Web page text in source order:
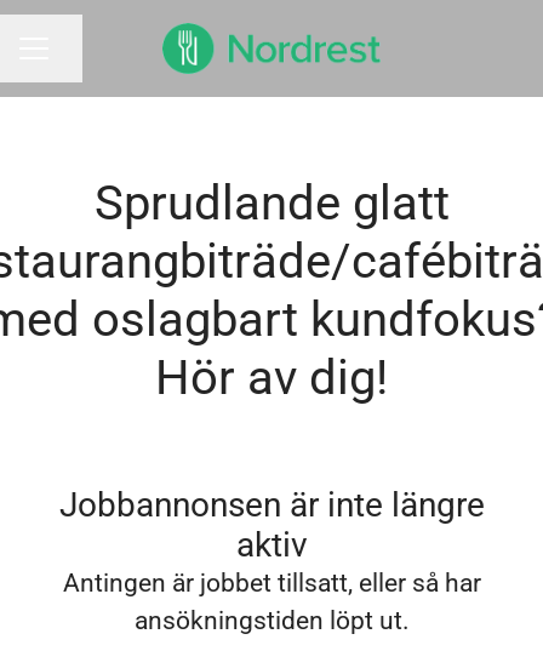
Sprudlande glatt
oslagbart
Hör av dig!
Jobbannonsen är inte längre
aktiv
Antingen är jobbet tillsatt, eller så har
ansökningstiden löpt ut.